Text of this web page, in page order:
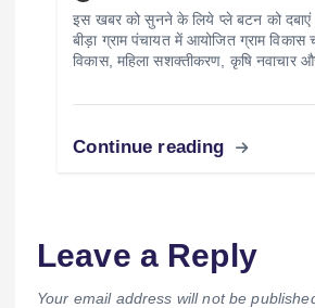
इस खबर को सुनने के लिये प्ले बटन को
बीड़ा ग्राम पंचायत में आयोजित ग्राम विकास
विकास, महिला सशक्तीकरण, कृषि नवाचार
Continue reading
Leave a Reply
Your email address will not be